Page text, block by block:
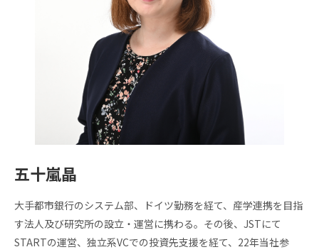
五十嵐晶
大手都市銀行のシステム部、ドイツ勤務を経て、産学連携を目指
す法人及び研究所の設立・運営に携わる。その後、JSTにて
STARTの運営、独立系VCでの投資先支援を経て、22年当社参